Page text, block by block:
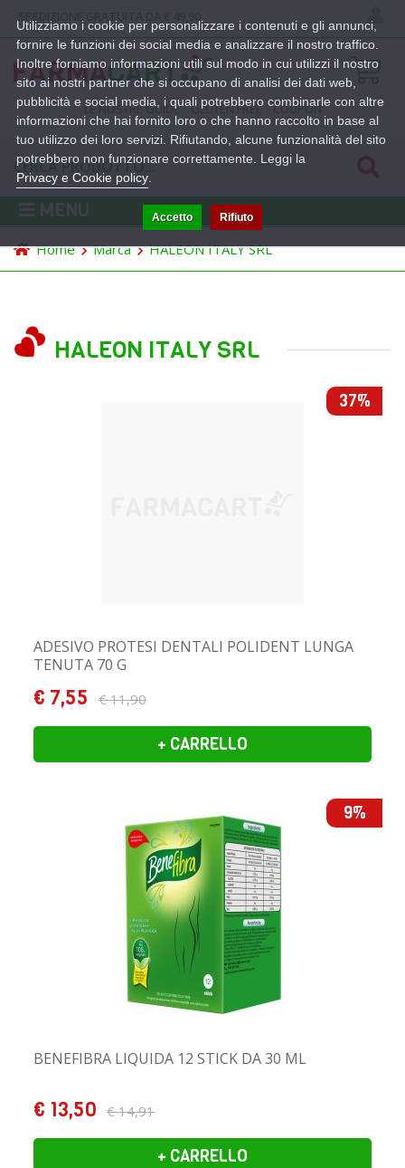
SPEDIZIONE GRATUITA DA € 49,90
LE NOSTRE GUIDE GLUTEN FREE COUPON
MENU
Home Marca HALEON ITALY SRL
HALEON ITALY SRL
37%
ADESIVO PROTESI DENTALI POLIDENT LUNGA
TENUTA 70 G
€ 7,55 € 11,90
+ CARRELLO
9%
BENEFIBRA LIQUIDA 12 STICK DA 30 ML
€ 13,50 € 14,91
+ CARRELLO
Utilizziamo i cookie per personalizzare i contenuti e gli annunci,
fornire le funzioni dei social media e analizzare il nostro traffico.
Inoltre forniamo informazioni utili sul modo in cui utilizzi il nostro
sito ai nostri partner che si occupano di analisi dei dati web,
pubblicità e social media, i quali potrebbero combinarle con altre
informazioni che hai fornito loro o che hanno raccolto in base al
tuo utilizzo dei loro servizi. Rifiutando, alcune funzionalità del sito
potrebbero non funzionare correttamente. Leggi la
Privacy e Cookie policy
Accetto Rifiuto